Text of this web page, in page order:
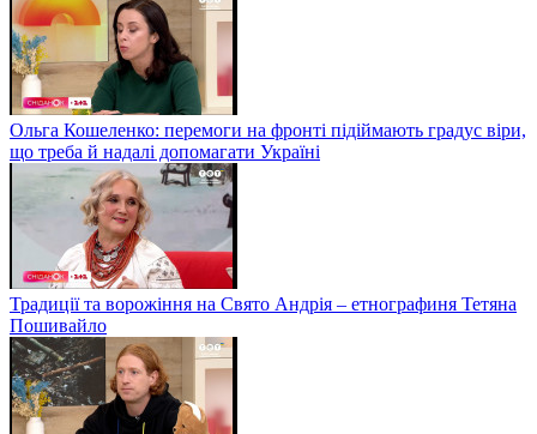
Ольга Кошеленко: перемоги на фронті підіймають градус віри,
що треба й надалі допомагати Україні
Традиції та ворожіння на Свято Андрія – етнографиня Тетяна
Пошивайло